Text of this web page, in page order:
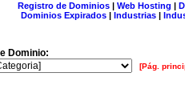
Registro de Dominios| Web Hosting |
Dominios Expirados | Industrias |
Dominio:
[Pág.